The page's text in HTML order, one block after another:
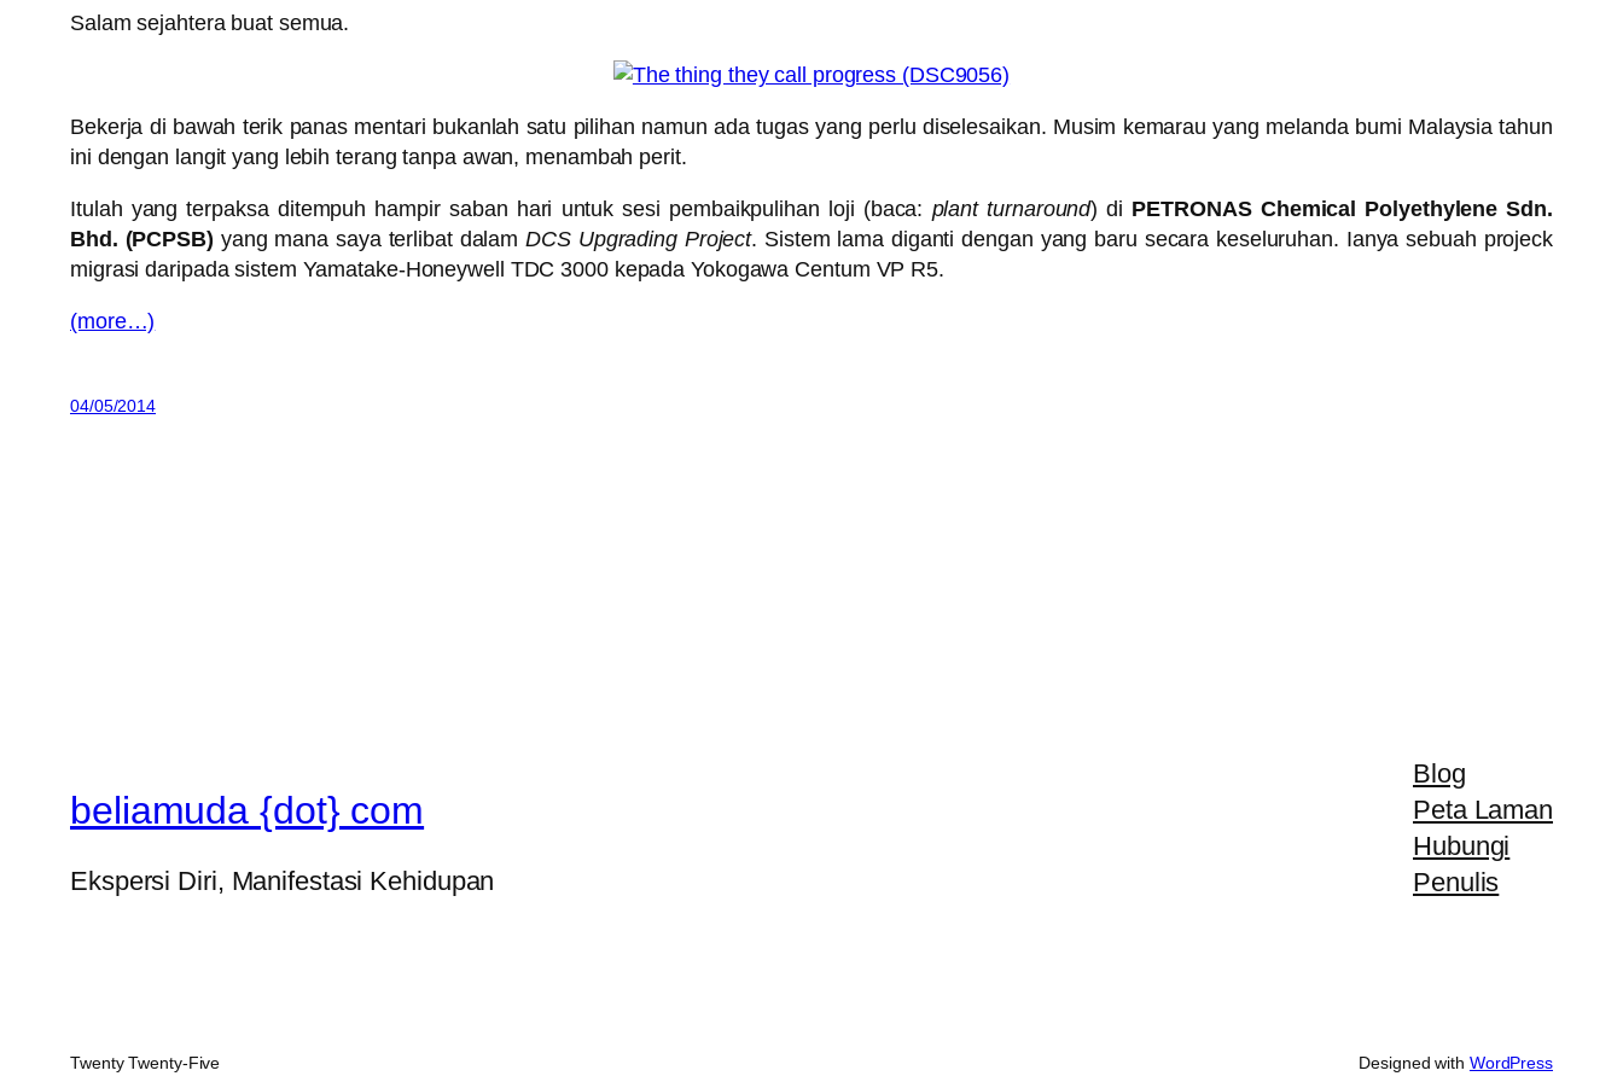
Salam sejahtera buat semua.
Bekerja di bawah terik panas mentari bukanlah satu pilihan namun ada tugas yang perlu diselesaikan. Musim kemarau yang melanda bumi Malaysia tahun
ini dengan langit yang lebih terang tanpa awan, menambah perit.
Itulah yang terpaksa ditempuh hampir saban hari untuk sesi pembaikpulihan loji (baca: plant turnaround) di PETRONAS Chemical Polyethylene Sdn.
Bhd. (PCPSB) yang mana saya terlibat dalamDCS Upgrading Project. Sistem lama diganti dengan yang baru secara keseluruhan. Ianya sebuah projeck
migrasi daripada sistem Yamatake-Honeywell TDC 3000 kepada Yokogawa Centum VP R5.
(more…)
04/05/2014
beliamuda {dot} com
Ekspersi Diri, Manifestasi Kehidupan
Blog
Peta Laman
Hubungi
Penulis
Twenty Twenty-Five Designed with WordPress